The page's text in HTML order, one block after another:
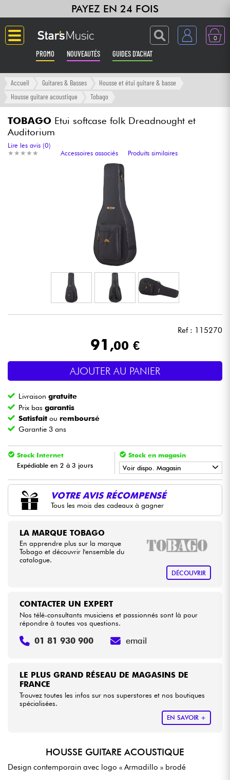
PAYEZ EN 24 FOIS
0
PROMO NOUVEAUTÉS GUIDES D'ACHAT
Langue
Amplis & Effets
Synthés & Sampleurs
Batteries & Percu
Vents
Violons & Quatuor
Eveil Musical
Câbles & Access.
HiFi
Packs
Accueil Guitares & Basses
Housse et étui guitare & basse
Housse guitare acoustique
Tobago
TOBAGO Etui softcase folk Dreadnought et
Auditorium
★ ★ ★ ★ ★
★ ★ ★ ★ ★
Lire les avis (0)
Accessoires associés
Produits similaires
Ref : 115270
91 ,00 €
AJOUTER AU PANIER
Livraisongratuite
Prix basgarantis
Satisfait ou remboursé
Garantie 3 ans
Stock Internet
Expédiable en 2 à 3 jours
Stock en magasin
Voir dispo. Magasin
•
VOTRE AVIS RÉCOMPENSÉ
Tous les mois des cadeaux à gagner
LA MARQUE TOBAGO
En apprendre plus sur la marque
Tobago et découvrir l'ensemble du
catalogue.
DÉCOUVRIR
LE PLUS GRAND RÉSEAU DE MAGASINS DE
FRANCE
Trouvez toutes les infos sur nos superstores et nos boutiques
spécialisées.
EN SAVOIR +
CONTACTER UN EXPERT
Nos télé-consultants musiciens et passionnés sont là pour
répondre à toutes vos questions.
01 81 930 900 email
HOUSSE GUITARE ACOUSTIQUE
Design contemporain avec logo « Armadillo » brodé